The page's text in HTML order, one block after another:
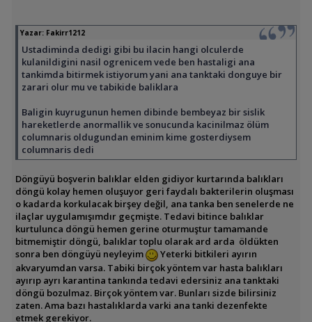
Yazar: Fakirr1212
Ustadiminda dedigi gibi bu ilacin hangi olculerde
kulanildigini nasil ogrenicem vede ben hastaligi ana
tankimda bitirmek istiyorum yani ana tanktaki donguye bir
zarari olur mu ve tabikide baliklara
Baligin kuyrugunun hemen dibinde bembeyaz bir sislik
hareketlerde anormallik ve sonucunda kacinilmaz ölüm
columnaris oldugundan eminim kime gosterdiysem
columnaris dedi
Döngüyü boşverin balıklar elden gidiyor kurtarında balıkları
döngü kolay hemen oluşuyor geri faydalı bakterilerin oluşması
o kadarda korkulacak birşey değil, ana tanka ben senelerde ne
ilaçlar uygulamışımdır geçmişte. Tedavi bitince balıklar
kurtulunca döngü hemen gerine oturmuştur tamamande
bitmemiştir döngü, balıklar toplu olarak ard arda öldükten
sonra ben döngüyü neyleyim
Yeterki bitkileri ayırın
akvaryumdan varsa. Tabiki birçok yöntem var hasta balıkları
ayırıp ayrı karantina tankında tedavi edersiniz ana tanktaki
döngü bozulmaz. Birçok yöntem var. Bunları sizde bilirsiniz
zaten. Ama bazı hastalıklarda varki ana tanki dezenfekte
etmek gerekiyor.